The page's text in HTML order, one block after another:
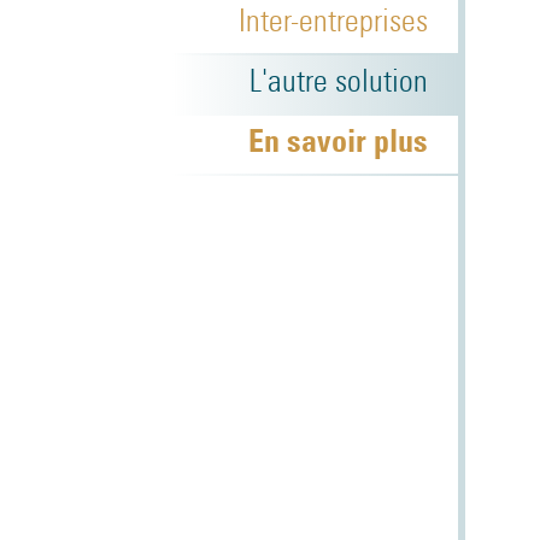
Inter-entreprises
L'autre solution
En savoir plus